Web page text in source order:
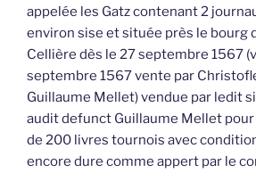
appelée les Gatz contenant 2
environ sise et située près le bourg
Cellière dès le 27 septembre 1567
septembre 1567 vente par
Guillaume Mellet) vendue par ledit
audit defunct Guillaume Mellet
de 200 livres tournois avec
encore dure comme appert par le